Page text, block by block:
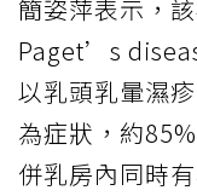
簡姿萍表示，
Paget’s
以乳頭乳暈濕
為症狀，約
併乳房內同時